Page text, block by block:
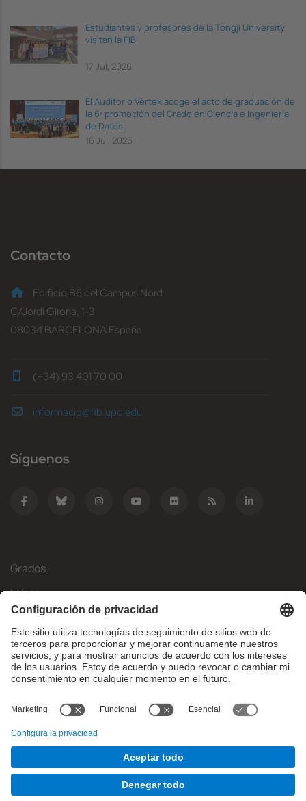
Estudiantes y profesores de la Tongji University
visitan la FIB
17 Jul, 2026
El Auditorio Vèrtex acoge el acto de graduación de
la 6ª promoción del Grado en Ciencia e Ingeniería
de Datos
16 Jul, 2026
Contacto
Edificio B6 del Campus Nord
C/Jordi Girona, 1-3
08034 BARCELONA España
(+34) 93 401 70 00
informacio@fib.upc.edu
Síguenos
Grados
Másteres
Movilidad Internacional
Investigación
Empresa
¿Qué necesitas?
© Facultat d'Informàtica de Barcelona - Universitat Politècnica
de Catalunya - BarcelonaTech